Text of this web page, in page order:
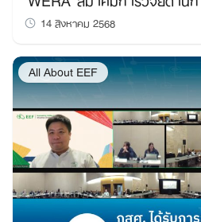
14 สิงหาคม 2568
All About EEF